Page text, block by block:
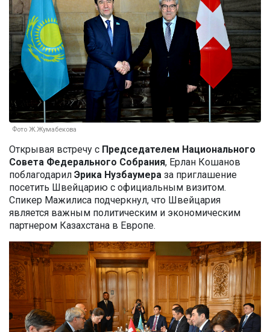
Фото Ж.Жумабекова
Открывая встречу с Председателем Национального
Совета Федерального Собрания, Ерлан Кошанов
поблагодарил Эрика Нузбаумера за приглашение
посетить Швейцарию с официальным визитом.
Спикер Мажилиса подчеркнул, что Швейцария
является важным политическим и экономическим
партнером Казахстана в Европе.